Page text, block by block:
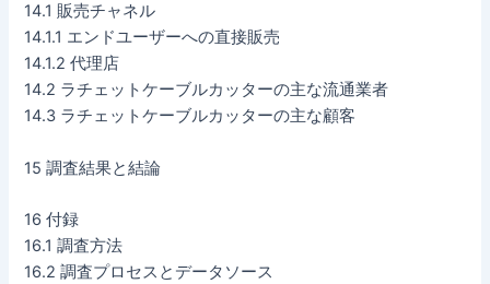
14.1 販売チャネル
14.1.1 エンドユーザーへの直接販売
14.1.2 代理店
14.2 ラチェットケーブルカッターの主な流通業者
14.3 ラチェットケーブルカッターの主な顧客
15 調査結果と結論
16 付録
16.1 調査方法
16.2 調査プロセスとデータソース